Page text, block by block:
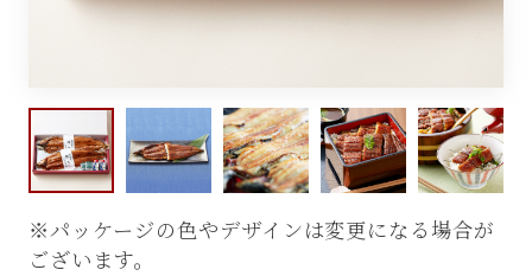
※パッケージの色やデザインは変更になる場合が
ございます。